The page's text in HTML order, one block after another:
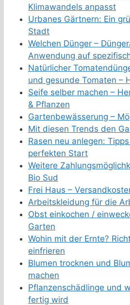
Klimawandels anpasst
Urbanes Gärtnern: Ein
Stadt
Welchen Dünger –
Anwendung auf
Natürlicher
und gesunde Tomaten –
Seife selber machen –
& Pflanzen
Gartenbewässerung –
Mit diesen Trends den
Rasen neu anlegen:
perfekten Start
Weitere
Bio Sud
Frei Haus –
Arbeitskleidung für die
Obst einkochen /
Garten
Wohin mit der Ernte?
einfrieren
Blumen trocknen und
machen
Pflanzenschädlinge und
fertig wird